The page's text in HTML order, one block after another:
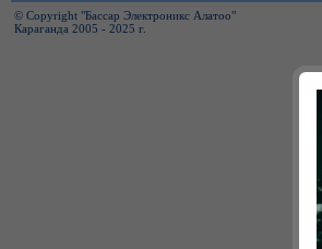
© Copyright "Бассар Электроникс Алатоо"
Караганда 2005 - 2025 г.